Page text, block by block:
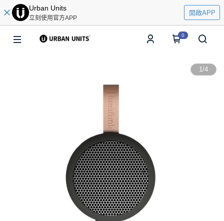
Urban Units
立刻使用官方APP
開啟APP
0
1/4